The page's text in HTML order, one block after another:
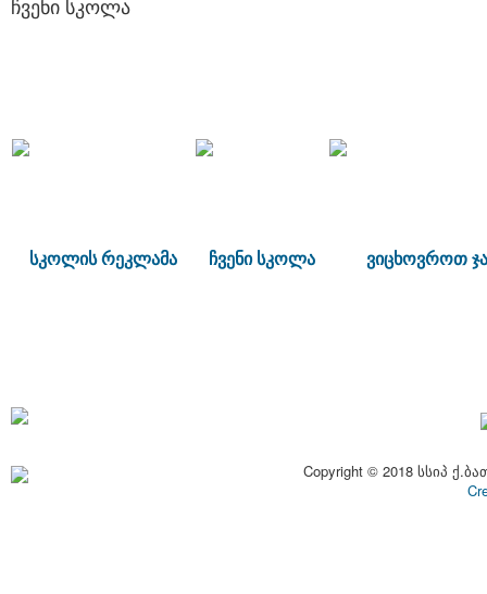
ჩვენი სკოლა
სკოლის რეკლამა ჩვენი სკოლა ვიცხოვროთ
Copyright © 2018 სსიპ